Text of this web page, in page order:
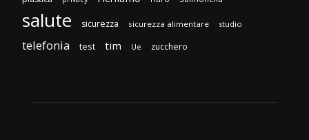
salute sicurezza sicurezza alimentare studio
telefonia test tim Ue zucchero